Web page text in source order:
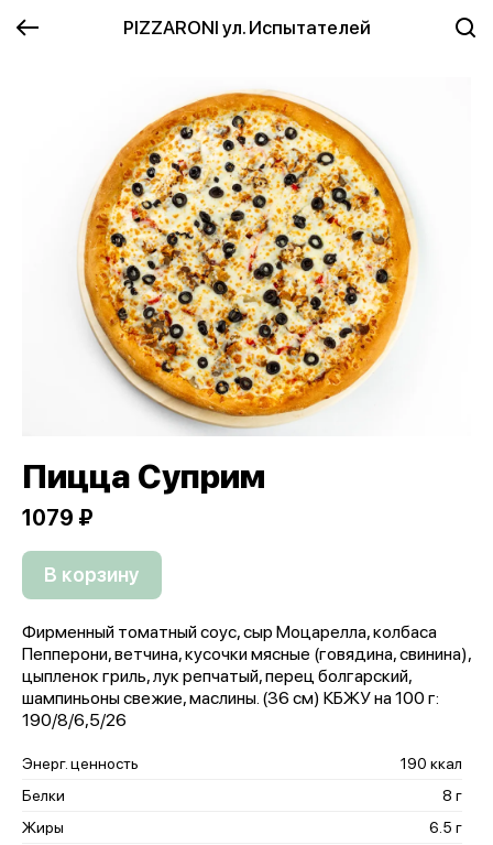
PIZZARONI ул. Испытателей
Пицца Суприм
1079 ₽
В корзину
Фирменный томатный соус, сыр Моцарелла, колбаса
Пепперони, ветчина, кусочки мясные (говядина, свинина),
цыпленок гриль, лук репчатый, перец болгарский,
шампиньоны свежие, маслины. (36 см) КБЖУ на 100 г:
190/8/6,5/26
Энерг. ценность
190 ккал
Белки
8 г
Жиры
6.5 г